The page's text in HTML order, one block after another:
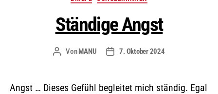
Ständige Angst
VonMANU 7. Oktober 2024
Angst … Dieses Gefühl begleitet mich ständig. Egal